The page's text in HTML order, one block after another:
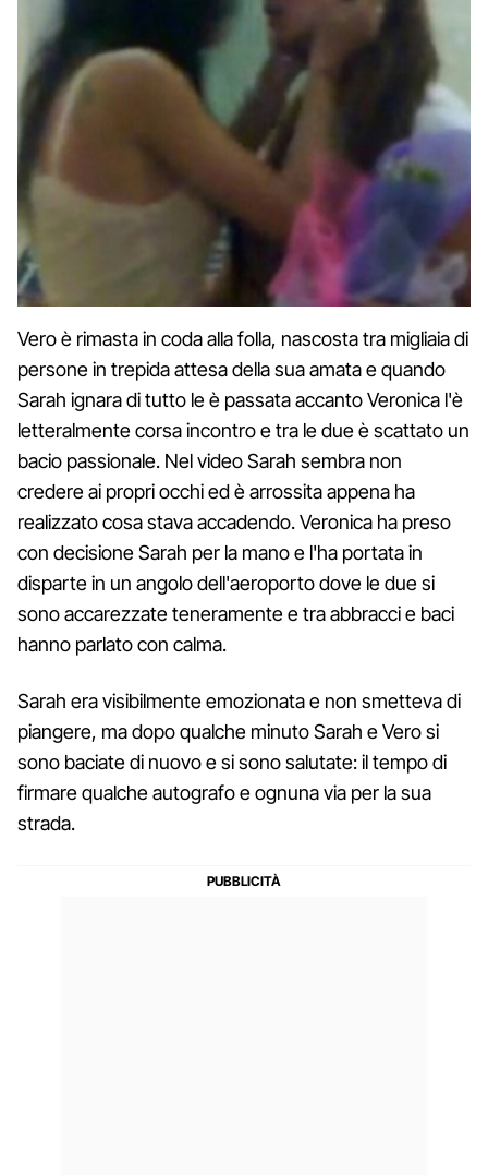
Vero è rimasta in coda alla folla, nascosta tra migliaia di
persone in trepida attesa della sua amata e quando
Sarah ignara di tutto le è passata accanto Veronica l'è
letteralmente corsa incontro e tra le due è scattato un
bacio passionale. Nel video Sarah sembra non
credere ai propri occhi ed è arrossita appena ha
realizzato cosa stava accadendo. Veronica ha preso
con decisione Sarah per la mano e l'ha portata in
disparte in un angolo dell'aeroporto dove le due si
sono accarezzate teneramente e tra abbracci e baci
hanno parlato con calma.
Sarah era visibilmente emozionata e non smetteva di
piangere, ma dopo qualche minuto Sarah e Vero si
sono baciate di nuovo e si sono salutate: il tempo di
firmare qualche autografo e ognuna via per la sua
strada.